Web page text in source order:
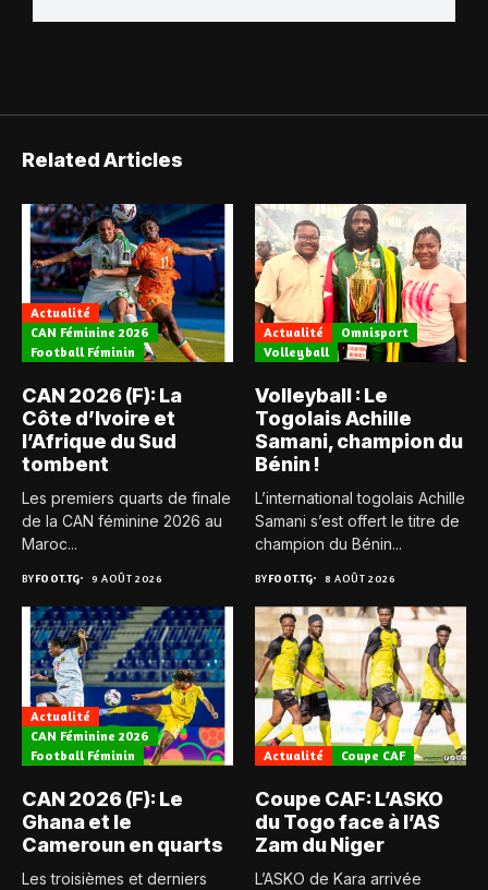
Related Articles
Actualité
CAN Féminine 2026
Football Féminin
CAN 2026 (F): La
Côte d’Ivoire et
l’Afrique du Sud
tombent
Les premiers quarts de finale
de la CAN féminine 2026 au
Maroc...
BYFOOT.TG 9 AOÛT 2026
Actualité
Omnisport
Volleyball
Volleyball : Le
Togolais Achille
Samani, champion du
Bénin !
L’international togolais Achille
Samani s’est offert le titre de
champion du Bénin...
BYFOOT.TG 8 AOÛT 2026
Actualité
CAN Féminine 2026
Football Féminin
CAN 2026 (F): Le
Ghana et le
Cameroun en quarts
Les troisièmes et derniers
Actualité Coupe CAF
Coupe CAF: L’ASKO
du Togo face à l’AS
Zam du Niger
L’ASKO de Kara arrivée